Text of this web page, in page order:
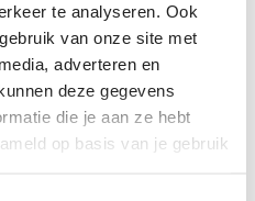
te analyseren. Ook
van onze site met
adverteren en
deze gegevens
die je aan ze hebt
op basis van je gebruik